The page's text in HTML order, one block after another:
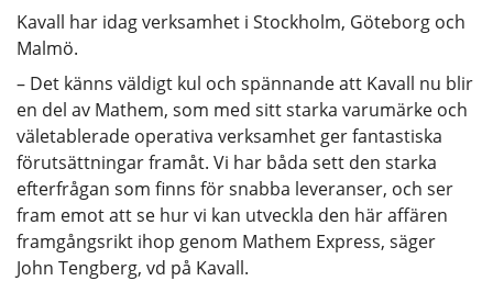
Kavall har idag verksamhet i Stockholm, Göteborg och
Malmö.
– Det känns väldigt kul och spännande att Kavall nu blir
en del av Mathem, som med sitt starka varumärke och
väletablerade operativa verksamhet ger fantastiska
förutsättningar framåt. Vi har båda sett den starka
efterfrågan som finns för snabba leveranser, och ser
fram emot att se hur vi kan utveckla den här affären
framgångsrikt ihop genom Mathem Express, säger
John Tengberg, vd på Kavall.